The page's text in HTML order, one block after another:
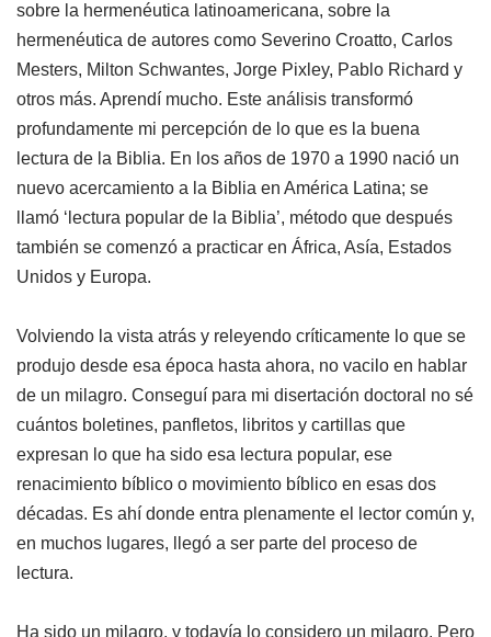
sobre la hermenéutica latinoamericana, sobre la
hermenéutica de autores como Severino Croatto, Carlos
Mesters, Milton Schwantes, Jorge Pixley, Pablo Richard y
otros más. Aprendí mucho. Este análisis transformó
profundamente mi percepción de lo que es la buena
lectura de la Biblia. En los años de 1970 a 1990 nació un
nuevo acercamiento a la Biblia en América Latina; se
llamó ‘lectura popular de la Biblia’, método que después
también se comenzó a practicar en África, Asía, Estados
Unidos y Europa.
Volviendo la vista atrás y releyendo críticamente lo que se
produjo desde esa época hasta ahora, no vacilo en hablar
de un milagro. Conseguí para mi disertación doctoral no sé
cuántos boletines, panfletos, libritos y cartillas que
expresan lo que ha sido esa lectura popular, ese
renacimiento bíblico o movimiento bíblico en esas dos
décadas. Es ahí donde entra plenamente el lector común y,
en muchos lugares, llegó a ser parte del proceso de
lectura.
Ha sido un milagro, y todavía lo considero un milagro. Pero